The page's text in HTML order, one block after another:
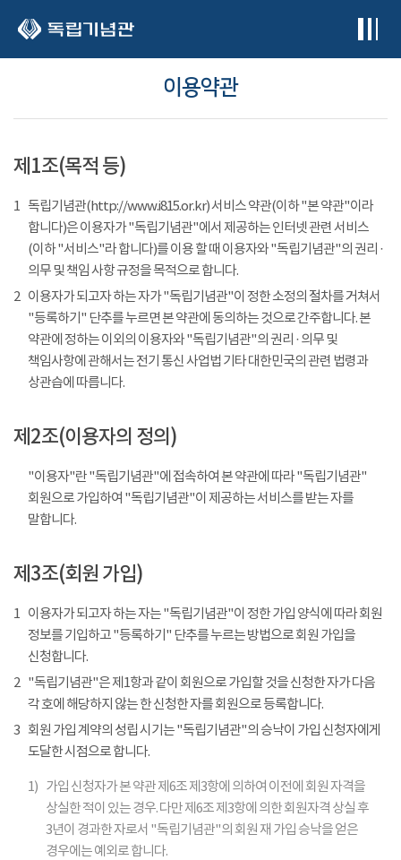
이용약관
제1조(목적 등)
1 독립기념관(http://www.i815.or.kr) 서비스 약관(이하 "본 약관"이라
합니다)은 이용자가 "독립기념관"에서 제공하는 인터넷 관련 서비스
(이하 "서비스"라 합니다)를 이용 할 때 이용자와 "독립기념관"의 권리 ·
의무 및 책임 사항 규정을 목적으로 합니다.
2 이용자가 되고자 하는 자가 "독립기념관"이 정한 소정의 절차를 거쳐서
"등록하기" 단추를 누르면 본 약관에 동의하는 것으로 간주합니다. 본
약관에 정하는 이외의 이용자와 "독립기념관"의 권리 · 의무 및
책임사항에 관해서는 전기 통신 사업법 기타 대한민국의 관련 법령과
상관습에 따릅니다.
제2조(이용자의 정의)
"이용자"란 "독립기념관"에 접속하여 본 약관에 따라 "독립기념관"
회원으로 가입하여 "독립기념관"이 제공하는 서비스를 받는 자를
말합니다.
제3조(회원 가입)
1 이용자가 되고자 하는 자는 "독립기념관"이 정한 가입 양식에 따라 회원
정보를 기입하고 "등록하기" 단추를 누르는 방법으로 회원 가입을
신청합니다.
2 "독립기념관"은 제1항과 같이 회원으로 가입할 것을 신청한 자가 다음
각 호에 해당하지 않는 한 신청한 자를 회원으로 등록합니다.
3 회원 가입 계약의 성립 시기는 "독립기념관"의 승낙이 가입 신청자에게
도달한 시점으로 합니다.
1) 가입 신청자가 본 약관 제6조 제3항에 의하여 이전에 회원 자격을
상실한 적이 있는 경우. 다만 제6조 제3항에 의한 회원자격 상실 후
3년이 경과한 자로서 "독립기념관"의 회원 재 가입 승낙을 얻은
경우에는 예외로 합니다.